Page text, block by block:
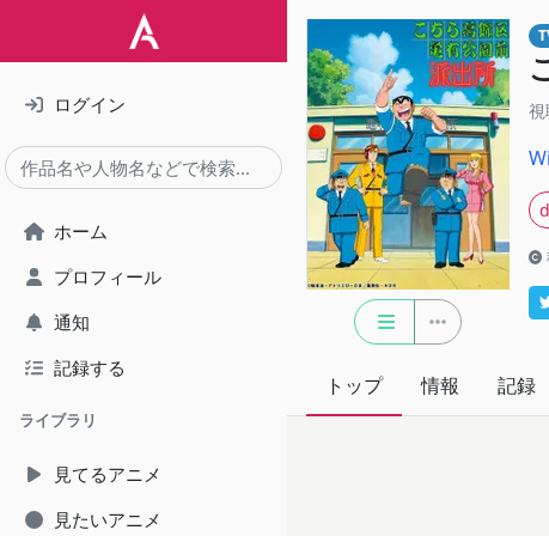
ログイン
ホーム
プロフィール
通知
記録する
ライブラリ
見てるアニメ
見たいアニメ
視
トップ 情報 記録